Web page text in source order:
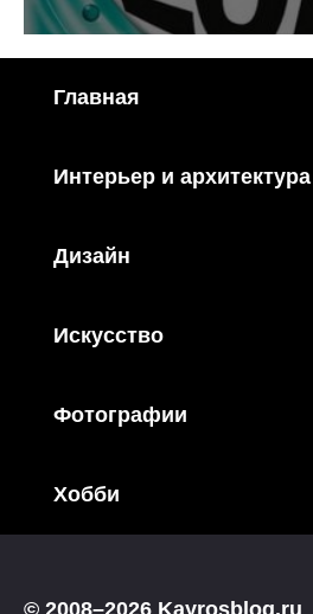
Главная
Интерьер и архитектура
Дизайн
Искусство
Фотографии
Хобби